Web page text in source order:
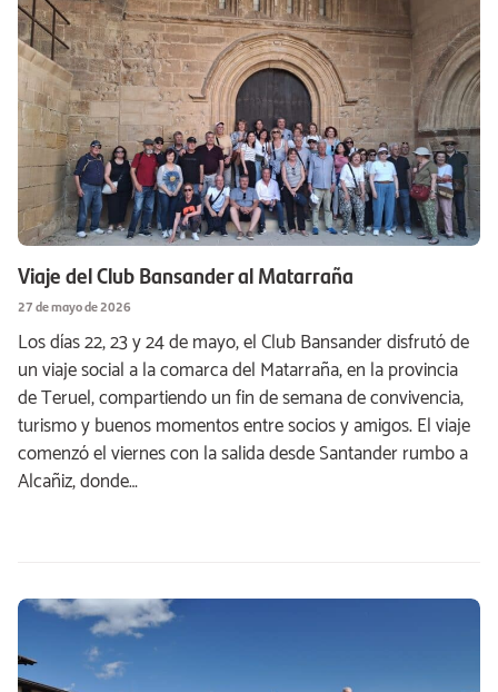
Viaje del Club Bansander al Matarraña
27 de mayo de 2026
Los días 22, 23 y 24 de mayo, el Club Bansander disfrutó de
un viaje social a la comarca del Matarraña, en la provincia
de Teruel, compartiendo un fin de semana de convivencia,
turismo y buenos momentos entre socios y amigos. El viaje
comenzó el viernes con la salida desde Santander rumbo a
Alcañiz, donde…